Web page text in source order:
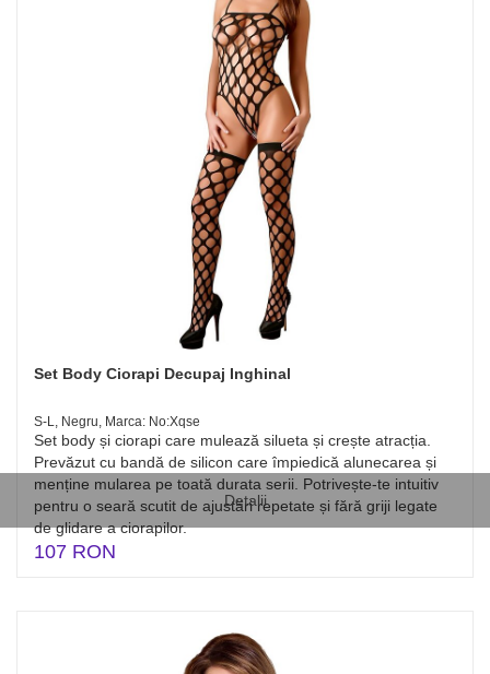
Detalii
Set Body Ciorapi Decupaj Inghinal
S-L, Negru, Marca: No:Xqse
Set body și ciorapi care mulează silueta și crește atracția.
Prevăzut cu bandă de silicon care împiedică alunecarea și
menține mularea pe toată durata serii. Potrivește-te intuitiv
pentru o seară scutit de ajustări repetate și fără griji legate
de glidare a ciorapilor.
107 RON